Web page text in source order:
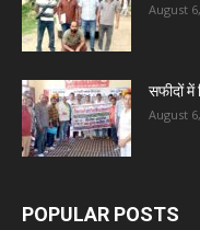
August
सफीदों में
August
POPULAR POSTS